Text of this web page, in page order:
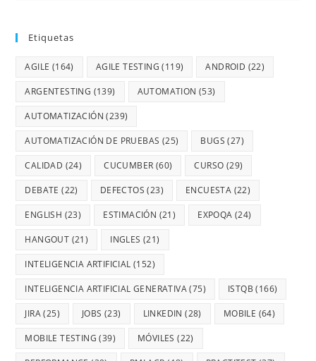
Etiquetas
AGILE (164) AGILE TESTING (119) ANDROID (22)
ARGENTESTING (139) AUTOMATION (53)
AUTOMATIZACIÓN (239)
AUTOMATIZACIÓN DE PRUEBAS (25) BUGS (27)
CALIDAD (24) CUCUMBER (60) CURSO (29)
DEBATE (22) DEFECTOS (23) ENCUESTA (22)
ENGLISH (23) ESTIMACIÓN (21) EXPOQA (24)
HANGOUT (21) INGLES (21)
INTELIGENCIA ARTIFICIAL (152)
INTELIGENCIA ARTIFICIAL GENERATIVA(75) ISTQB (166)
JIRA(25) JOBS (23) LINKEDIN (28) MOBILE (64)
MOBILE TESTING (39) MÓVILES (22)